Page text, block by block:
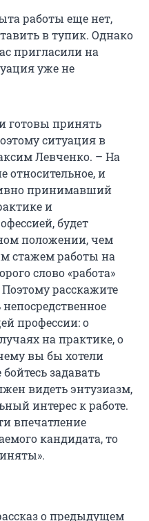
работы еще нет,
в тупик. Однако
пригласили на
уже не
готовы принять
ситуация в
Левченко. – На
относительное, и
принимавший
и
будет
положении, чем
стажем работы на
слово «работа»
Поэтому расскажите
профессии: о
на практике, о
вы бы хотели
задавать
видеть энтузиазм,
интерес к работе.
впечатление
кандидата, то
о предыдущем